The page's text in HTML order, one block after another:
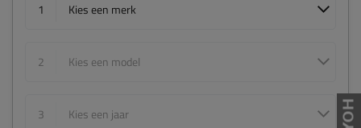
1 Kies een merk
2 Kies een model
3 Kies een jaar